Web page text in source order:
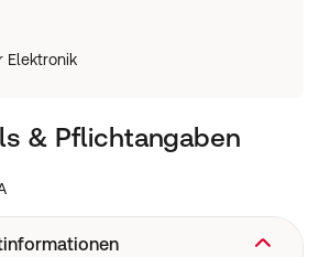
Elektronik
& Pflichtangaben